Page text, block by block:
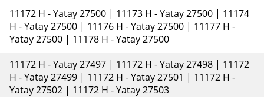
11172 H - Yatay 27500 | 11173 H - Yatay 27500 | 11174
H - Yatay 27500 | 11176 H - Yatay 27500 | 11177 H -
Yatay 27500 | 11178 H - Yatay 27500
11172 H - Yatay 27497 | 11172 H - Yatay 27498 | 11172
H - Yatay 27499 | 11172 H - Yatay 27501 | 11172 H -
Yatay 27502 | 11172 H - Yatay 27503